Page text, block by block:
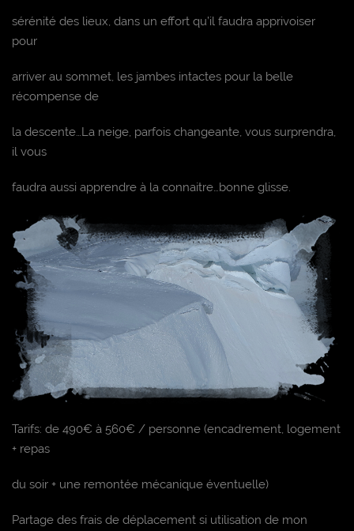
sérénité des lieux, dans un effort qu’il faudra apprivoiser
pour
arriver au sommet, les jambes intactes pour la belle
récompense de
la descente…La neige, parfois changeante, vous surprendra,
il vous
faudra aussi apprendre à la connaitre…bonne glisse.
Tarifs: de 490€ à 560€ / personne (encadrement, logement
+ repas
du soir + une remontée mécanique éventuelle)
Partage des frais de déplacement si utilisation de mon